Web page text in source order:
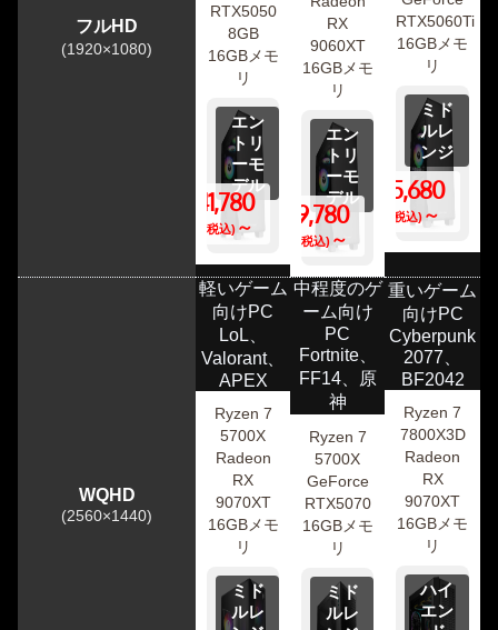
フルHD
(1920×1080)
RTX5050
8GB
16GBメモ
リ
エン
トリ
ーモ
デル
241,780
(税込) ～
RX
9060XT
16GBメモ
リ
エン
トリ
ーモ
デル
219,780
(税込) ～
RTX5060Ti
16GBメモ
リ
ミド
ルレ
ンジ
295,680
円 (税込) ～
WQHD
(2560×1440)
軽いゲーム
向けPC
LoL、
Valorant、
APEX
Ryzen 7
5700X
Radeon
RX
9070XT
16GBメモ
リ
ミド
ルレ
中程度のゲ
ーム向け
PC
Fortnite、
FF14、原
神
Ryzen 7
5700X
GeForce
RTX5070
16GBメモ
リ
ミド
ルレ
重いゲーム
向けPC
Cyberpunk
2077、
BF2042
Ryzen 7
7800X3D
Radeon
RX
9070XT
16GBメモ
リ
ハイ
エン